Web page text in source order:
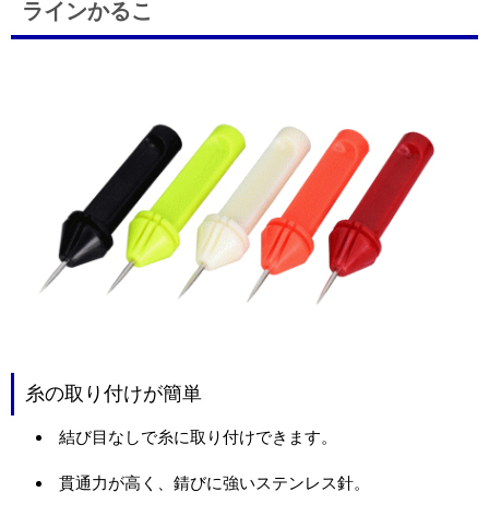
ラインかるこ
糸の取り付けが簡単
結び目なしで糸に取り付けできます。
貫通力が高く、錆びに強いステンレス針。